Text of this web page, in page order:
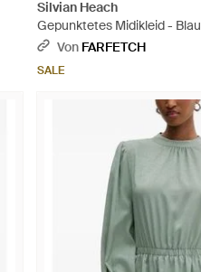
Silvian Heach
Gepunktetes Midikleid - Blau
Von FARFETCH
SALE